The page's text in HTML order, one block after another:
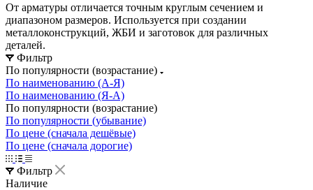
От арматуры отличается точным круглым сечением и
диапазоном размеров. Используется при создании
металлоконструкций, ЖБИ и заготовок для различных
деталей.
Фильтр
По популярности (возрастание)
По наименованию (А-Я)
По наименованию (Я-А)
По популярности (возрастание)
По популярности (убывание)
По цене (сначала дешёвые)
По цене (сначала дорогие)
Фильтр
Наличие